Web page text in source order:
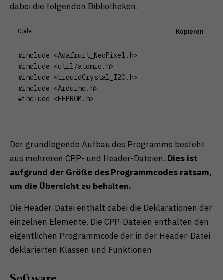
dabei die folgenden Bibliotheken:
Code Kopieren
#include <Adafruit_NeoPixel.h>
#include <util/atomic.h>
#include <LiquidCrystal_I2C.h>
#include <Arduino.h>
#include <EEPROM.h>
Der grundlegende Aufbau des Programms besteht
aus mehreren CPP- und Header-Dateien. Dies ist
aufgrund der Größe des Programmcodes ratsam,
um die Übersicht zu behalten.
Die Header-Datei enthält dabei die Deklarationen der
einzelnen Elemente. Die CPP-Dateien enthalten den
eigentlichen Programmcode der in der Header-Datei
deklarierten Klassen und Funktionen.